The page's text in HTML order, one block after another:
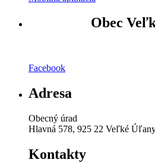
Obec
Facebook
Adresa
Obecný úrad
Hlavná 578, 925 22 Veľké
Kontakty